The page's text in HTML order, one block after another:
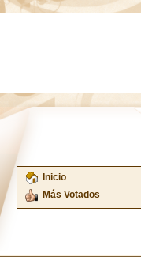
Inicio
Más Votados